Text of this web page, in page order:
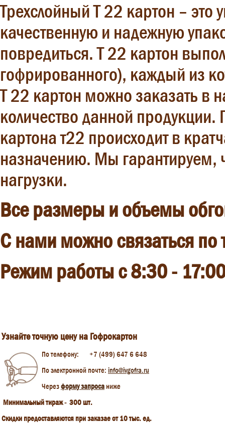
Трехслойный Т 22 картон – это
качественную и надежную
повредиться. Т 22 картон
гофрированного), каждый из
Т 22 картон можно заказать в
количество данной продукции.
картона т22 происходит в
назначению. Мы гарантируем,
нагрузки.
Все размеры и объемы
С нами можно связаться
Режим работы с 8:30 -
Узнайте точную цену на Гофрокартон
По телефону: +7 (499) 647 6 648
По электронной почте: info@ivgofra.ru
Черезформу запроса ниже
Минимальный тираж - 300 шт.
Скидки предоставляются при заказае от 10 тыс. ед.